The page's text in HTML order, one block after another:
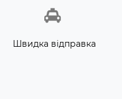
Швидка відправка